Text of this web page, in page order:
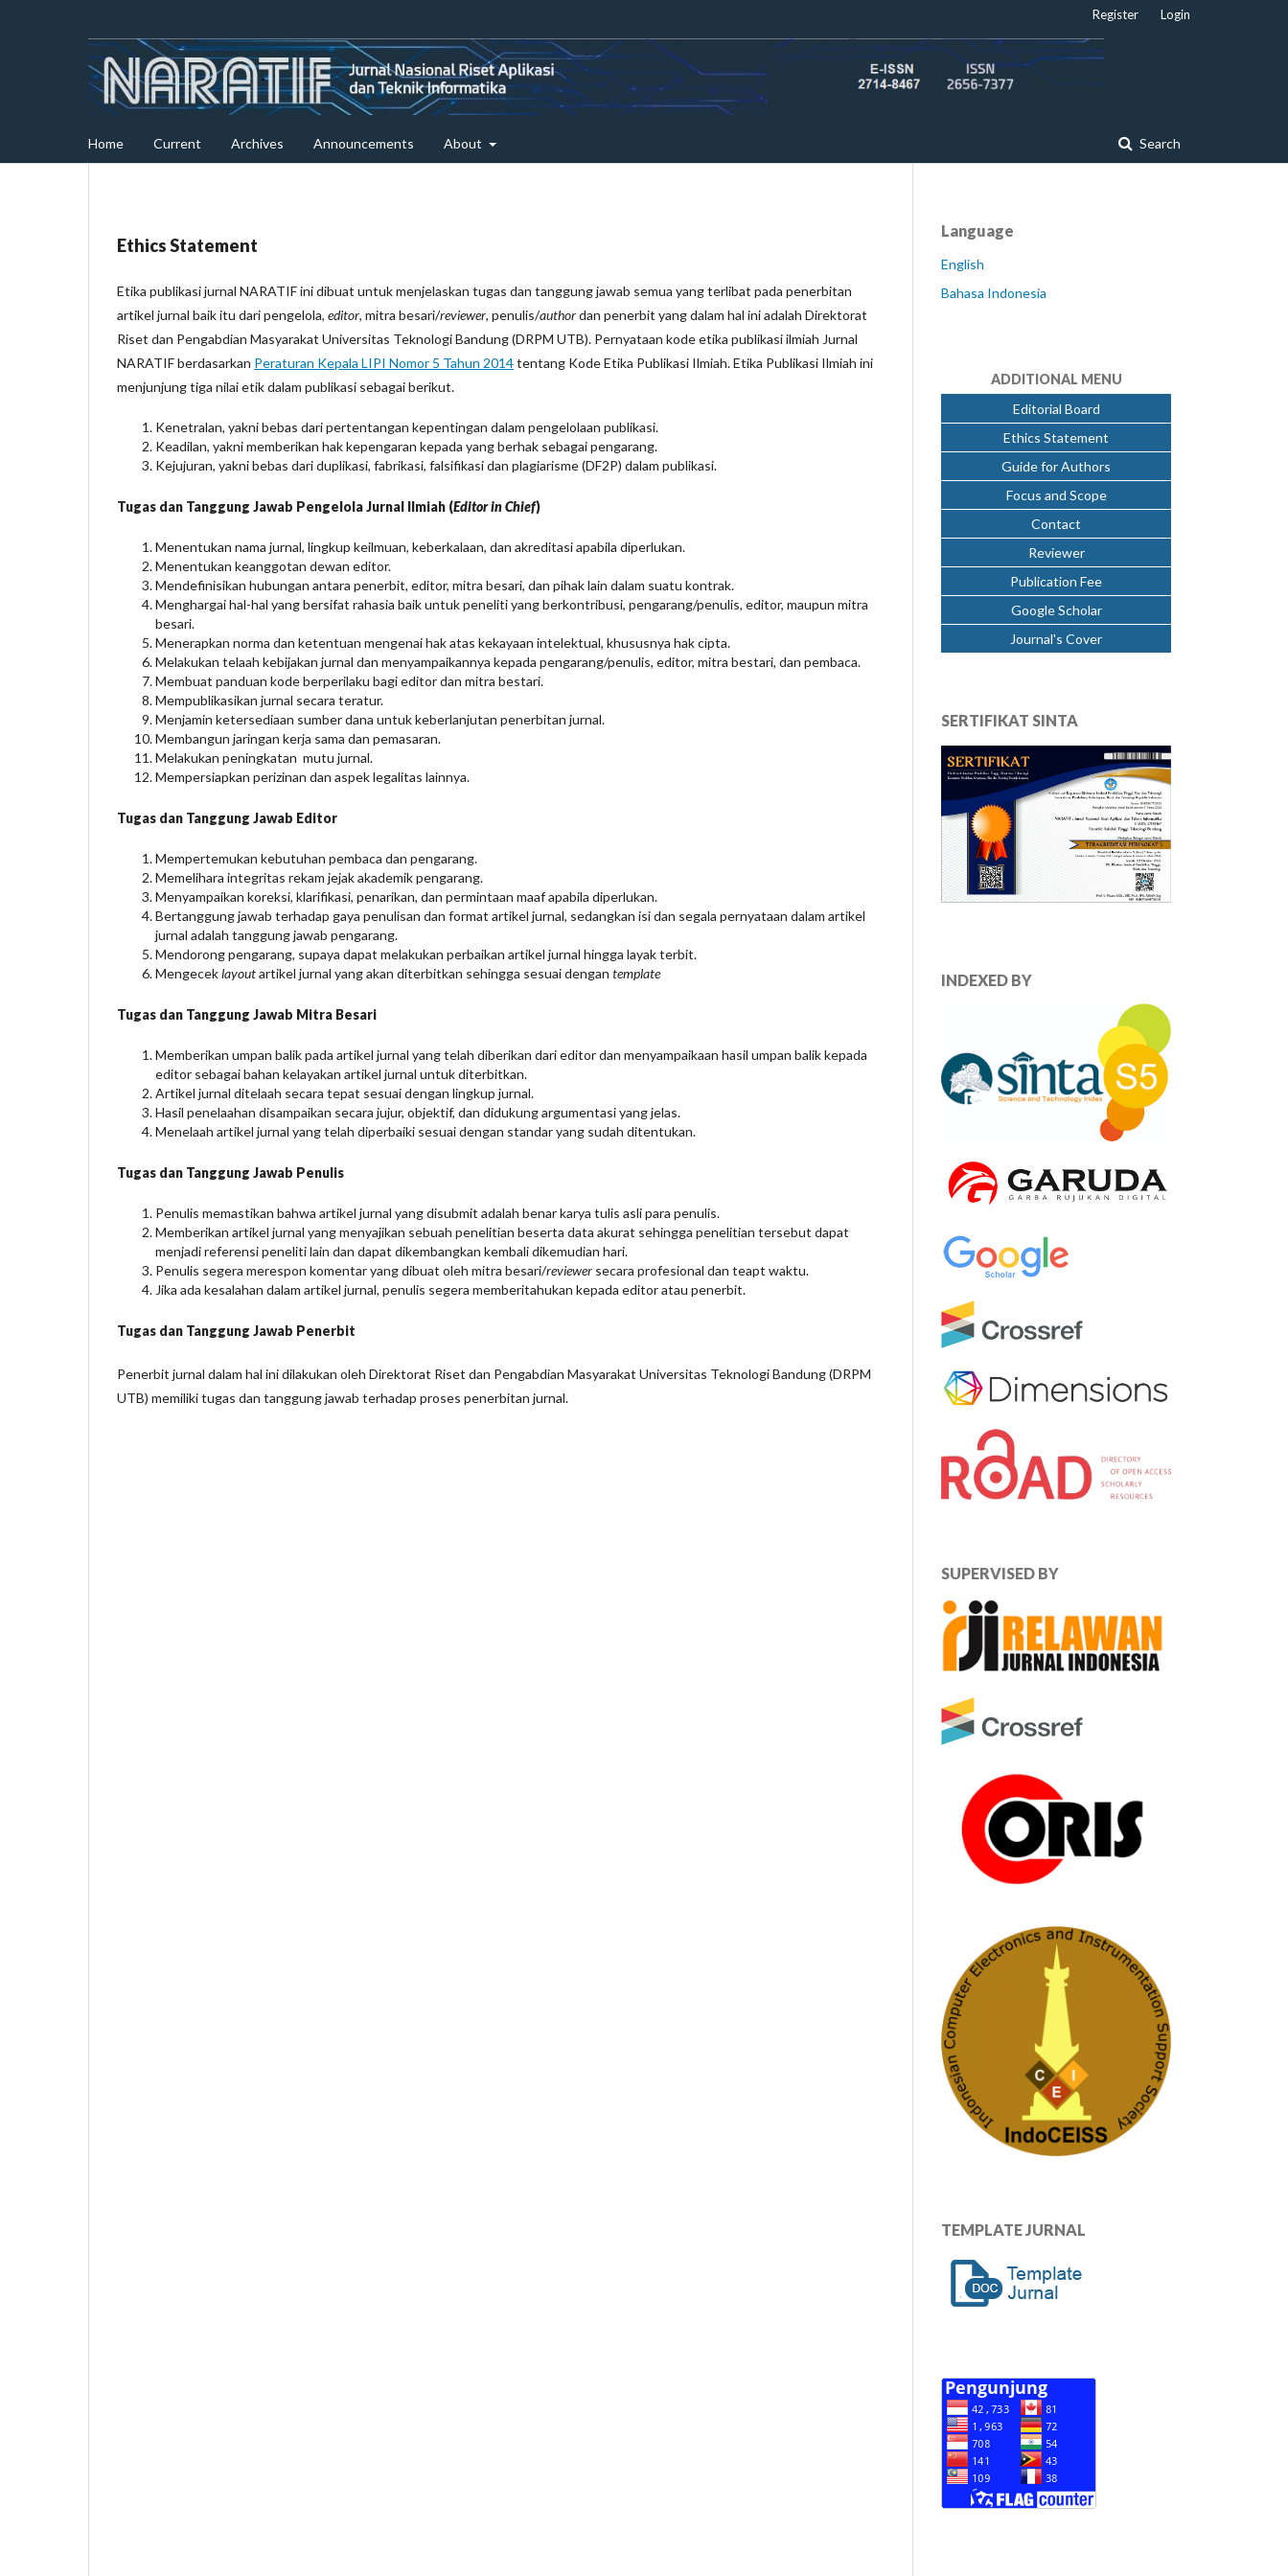
Home Current Archives Announcements About Search
Register Login
Ethics Statement
Etika publikasi jurnal NARATIF ini dibuat untuk menjelaskan tugas dan tanggung jawab semua yang terlibat pada penerbitan
artikel jurnal baik itu dari pengelola, editor, mitra besari/reviewer, penulis/authordan penerbit yang dalam hal ini adalah Direktorat
Riset dan Pengabdian Masyarakat Universitas Teknologi Bandung (DRPM UTB). Pernyataan kode etika publikasi ilmiah Jurnal
NARATIF berdasarkan Peraturan Kepala LIPI Nomor 5 Tahun 2014tentang Kode Etika Publikasi Ilmiah. Etika Publikasi Ilmiah ini
menjunjung tiga nilai etik dalam publikasi sebagai berikut.
Kenetralan, yakni bebas dari pertentangan kepentingan dalam pengelolaan publikasi.
Keadilan, yakni memberikan hak kepengaran kepada yang berhak sebagai pengarang.
Kejujuran, yakni bebas dari duplikasi, fabrikasi, falsifikasi dan plagiarisme (DF2P) dalam publikasi.
Tugas dan Tanggung Jawab Pengelola Jurnal Ilmiah (Editor in Chief)
Menentukan nama jurnal, lingkup keilmuan, keberkalaan, dan akreditasi apabila diperlukan.
Menentukan keanggotan dewan editor.
Mendefinisikan hubungan antara penerbit, editor, mitra besari, dan pihak lain dalam suatu kontrak.
Menghargai hal-hal yang bersifat rahasia baik untuk peneliti yang berkontribusi, pengarang/penulis, editor, maupun mitra
besari.
Menerapkan norma dan ketentuan mengenai hak atas kekayaan intelektual, khususnya hak cipta.
Melakukan telaah kebijakan jurnal dan menyampaikannya kepada pengarang/penulis, editor, mitra bestari, dan pembaca.
Membuat panduan kode berperilaku bagi editor dan mitra bestari.
Mempublikasikan jurnal secara teratur.
Menjamin ketersediaan sumber dana untuk keberlanjutan penerbitan jurnal.
Membangun jaringan kerja sama dan pemasaran.
Melakukan peningkatan mutu jurnal.
Mempersiapkan perizinan dan aspek legalitas lainnya.
Tugas dan Tanggung Jawab Editor
Mempertemukan kebutuhan pembaca dan pengarang.
Memelihara integritas rekam jejak akademik pengarang.
Menyampaikan koreksi, klarifikasi, penarikan, dan permintaan maaf apabila diperlukan.
Bertanggung jawab terhadap gaya penulisan dan format artikel jurnal, sedangkan isi dan segala pernyataan dalam artikel
jurnal adalah tanggung jawab pengarang.
Mendorong pengarang, supaya dapat melakukan perbaikan artikel jurnal hingga layak terbit.
Mengeceklayoutartikel jurnal yang akan diterbitkan sehingga sesuai dengan template
Tugas dan Tanggung Jawab Mitra Besari
Memberikan umpan balik pada artikel jurnal yang telah diberikan dari editor dan menyampaikaan hasil umpan balik kepada
editor sebagai bahan kelayakan artikel jurnal untuk diterbitkan.
Artikel jurnal ditelaah secara tepat sesuai dengan lingkup jurnal.
Hasil penelaahan disampaikan secara jujur, objektif, dan didukung argumentasi yang jelas.
Menelaah artikel jurnal yang telah diperbaiki sesuai dengan standar yang sudah ditentukan.
Tugas dan Tanggung Jawab Penulis
Penulis memastikan bahwa artikel jurnal yang disubmit adalah benar karya tulis asli para penulis.
Memberikan artikel jurnal yang menyajikan sebuah penelitian beserta data akurat sehingga penelitian tersebut dapat
menjadi referensi peneliti lain dan dapat dikembangkan kembali dikemudian hari.
Penulis segera merespon komentar yang dibuat oleh mitra besari/reviewer secara profesional dan teapt waktu.
Jika ada kesalahan dalam artikel jurnal, penulis segera memberitahukan kepada editor atau penerbit.
Tugas dan Tanggung Jawab Penerbit
Penerbit jurnal dalam hal ini dilakukan oleh Direktorat Riset dan Pengabdian Masyarakat Universitas Teknologi Bandung (DRPM
UTB) memiliki tugas dan tanggung jawab terhadap proses penerbitan jurnal.
Language
English
Bahasa Indonesia
ADDITIONAL MENU
Editorial Board
Ethics Statement
Guide for Authors
Focus and Scope
Contact
Reviewer
Publication Fee
Google Scholar
Journal's Cover
SERTIFIKAT SINTA
INDEXED BY
SUPERVISED BY
TEMPLATE JURNAL